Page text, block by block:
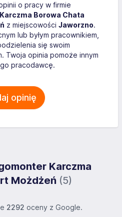
o pracy w firmie
Borowa Chata
z miejscowości Jaworzno.
lub byłym pracownikiem,
się swoim
Twoja opinia pomoże innym
pracodawcę.
opinię
Karczma
Możdżeń (5)
2292 oceny z Google.